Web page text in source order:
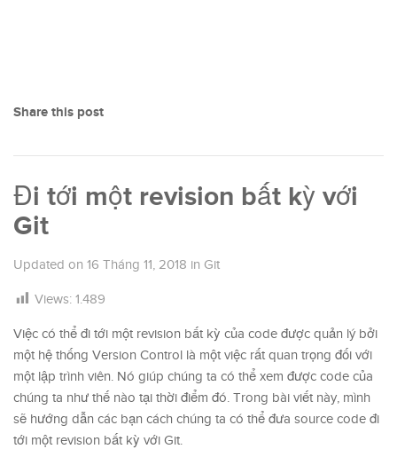
Share this post
Đi tới một revision bất kỳ với
Git
Updated on 16 Tháng 11, 2018 in Git
Views: 1.489
Việc có thể đi tới một revision bất kỳ của code được quản lý bởi
một hệ thống Version Control là một việc rất quan trọng đối với
một lập trình viên. Nó giúp chúng ta có thể xem được code của
chúng ta như thế nào tại thời điểm đó. Trong bài viết này, mình
sẽ hướng dẫn các bạn cách chúng ta có thể đưa source code đi
tới một revision bất kỳ với Git.